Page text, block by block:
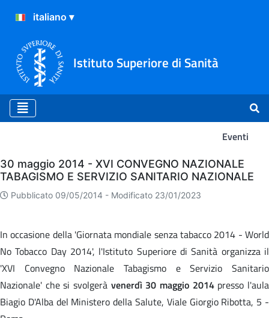
Istituto Superiore di Sanità
Eventi
Eventi
30 maggio 2014 - XVI CONVEGNO NAZIONALE
TABAGISMO E SERVIZIO SANITARIO NAZIONALE
Pubblicato 09/05/2014 - Modificato 23/01/2023
In occasione della 'Giornata mondiale senza tabacco 2014 - World
No Tobacco Day 2014', l'Istituto Superiore di Sanità organizza il
'XVI Convegno Nazionale Tabagismo e Servizio Sanitario
Nazionale' che si svolgerà venerdì 30 maggio 2014presso l'aula
Biagio D'Alba del Ministero della Salute, Viale Giorgio Ribotta, 5 -